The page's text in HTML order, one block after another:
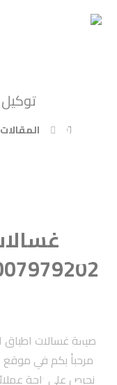
المقالات
| 01201501217
مرحبأ بكم في
نحرص على راحة